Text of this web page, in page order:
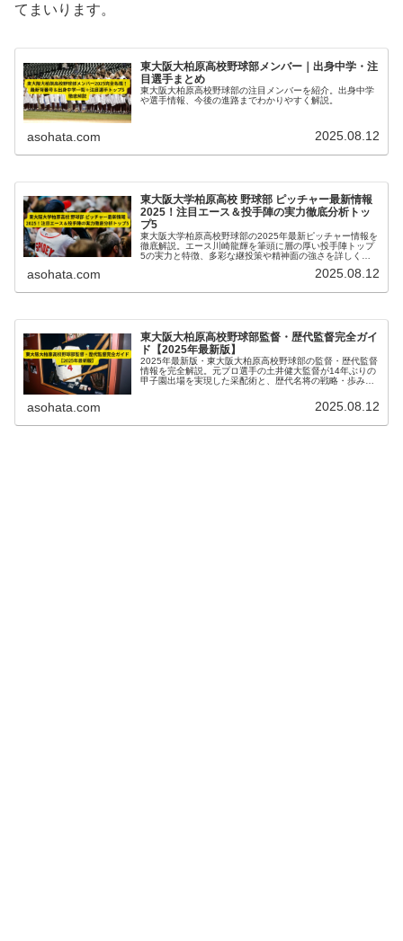
てまいります。
東大阪大柏原高校野球部メンバー｜出身中学・注
目選手まとめ
東大阪大柏原高校野球部の注目メンバーを紹介。出身中学
や選手情報、今後の進路までわかりやすく解説。
asohata.com 2025.08.12
東大阪大学柏原高校 野球部 ピッチャー最新情報
2025！注目エース＆投手陣の実力徹底分析トッ
プ5
東大阪大学柏原高校野球部の2025年最新ピッチャー情報を
徹底解説。エース川崎龍輝を筆頭に層の厚い投手陣トップ
5の実力と特徴、多彩な継投策や精神面の強さを詳しく紹
asohata.com 2025.08.12
東大阪大柏原高校野球部監督・歴代監督完全ガイ
ド【2025年最新版】
2025年最新版・東大阪大柏原高校野球部の監督・歴代監督
情報を完全解説。元プロ選手の土井健大監督が14年ぶりの
甲子園出場を実現した采配術と、歴代名将の戦略・歩みを
asohata.com 2025.08.12